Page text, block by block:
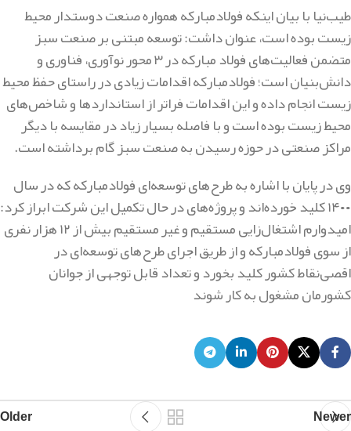
طیب‌نیا با بیان اینکه فولادمبارکه همواره صنعت دوستدار محیط
زیست بوده است، عنوان داشت: توسعه مبتنی بر صنعت سبز
متضمن فعالیت‌های فولاد مبارکه در۳محور نوآوری، فناوری و
دانش‌بنیان است؛ فولادمبارکه اقدامات زیادی در راستای حفظ محیط
زیست انجام داده و این اقدامات فراتر از استانداردها و شاخص‌های
محیط زیست بوده است و با فاصله بسیار زیاد در مقایسه با دیگر
مراکز صنعتی در حوزه رسیدن به صنعت سبز گام برداشته است.
وی در پایان با اشاره به طرح‌های توسعه‌ای فولادمبارکه که در سال
۱۴۰۰کلید خورده‌اند و پروژه‌های در حال تکمیل این شرکت ابراز کرد:
امیدوارم اشتغال‌زایی مستقیم و غیر مستقیم بیش از۱۲هزار نفری
از سوی فولادمبارکه و از طریق اجرای طرح‌های توسعه‌ای در
اقصی‌نقاط کشور کلید بخورد و تعداد قابل توجهی از جوانان
کشورمان مشغول به کار شوند
Newer
Older